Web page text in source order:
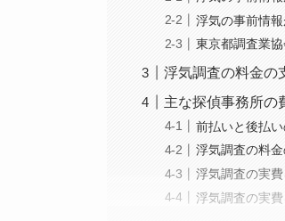
浮気の事前情
東京都調査業
浮気調査の料金の
主な探偵事務所の
前払いと後払
浮気調査の料
浮気調査の実
浮気調査の実